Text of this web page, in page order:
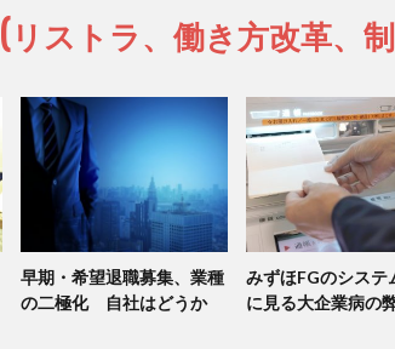
ストラ、働き方改革、
早期・希望退職募集、業種
の二極化 自社はどうか
みずほFGのシステ
に見る大企業病の